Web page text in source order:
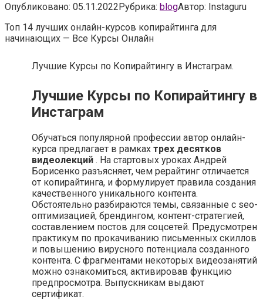
Опубликовано: 05.11.2022Рубрика: blogАвтор: Instaguru
Топ 14 лучших онлайн-курсов копирайтинга для
начинающих — Все Курсы Онлайн
Лучшие Курсы по Копирайтингу в Инстаграм.
Лучшие Курсы по Копирайтингу в
Инстаграм
Обучаться популярной профессии автор онлайн-
курса предлагает в рамках трех десятков
видеолекций . На стартовых уроках Андрей
Борисенко разъясняет, чем рерайтинг отличается
от копирайтинга, и формулирует правила создания
качественного уникального контента.
Обстоятельно разбираются темы, связанные с seo-
оптимизацией, брендингом, контент-стратегией,
составлением постов для соцсетей. Предусмотрен
практикум по прокачиванию письменных скиллов
и повышению вирусного потенциала созданного
контента. С фрагментами некоторых видеозанятий
можно ознакомиться, активировав функцию
предпросмотра. Выпускникам выдают
сертификат.